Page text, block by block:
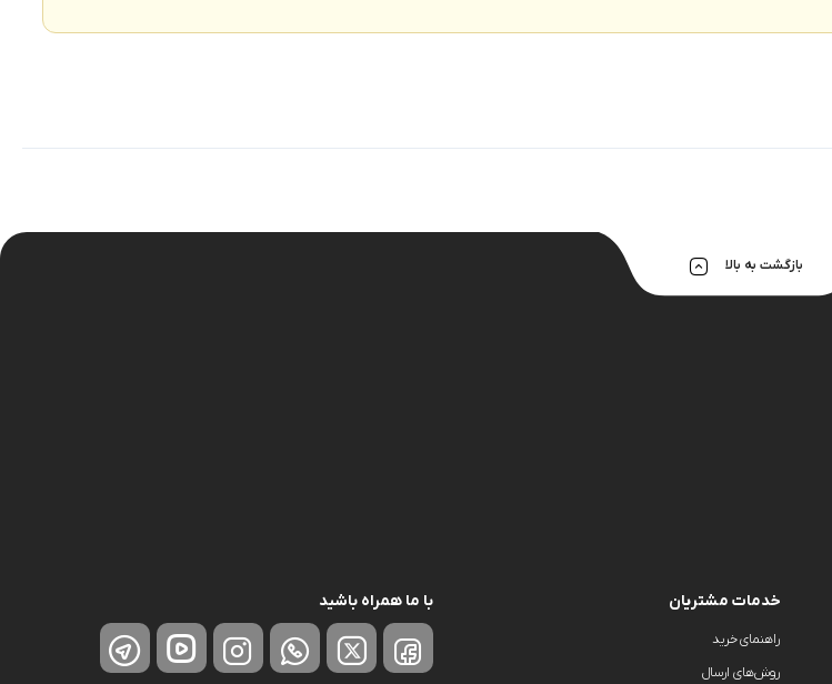
بازگشت به بالا
خدمات مشتریان
راهنمای خرید
روش‌های ارسال
با ما همراه باشید